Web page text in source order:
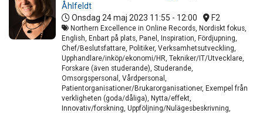
Åhlfeldt
Onsdag 24 maj 2023 11:55 - 12:00 F2
Northern Excellence in Online Records, Nordiskt fokus,
English, Enbart på plats, Panel, Inspiration, Fördjupning,
Chef/Beslutsfattare, Politiker, Verksamhetsutveckling,
Upphandlare/inköp/ekonomi/HR, Tekniker/IT/Utvecklare,
Forskare (även studerande), Studerande,
Omsorgspersonal, Vårdpersonal,
Patientorganisationer/Brukarorganisationer, Exempel från
verkligheten (goda/dåliga), Nytta/effekt,
Innovativ/forskning, Uppföljning/Nulägesbeskrivning,